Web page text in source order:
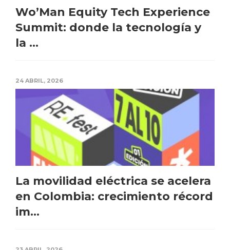
Wo’Man Equity Tech Experience
Summit: donde la tecnología y
la ...
24 ABRIL, 2026
La movilidad eléctrica se acelera
en Colombia: crecimiento récord
im...